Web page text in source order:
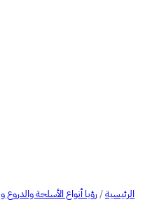
الرئيسية/رؤيا أنواع الأسلحة والدروع